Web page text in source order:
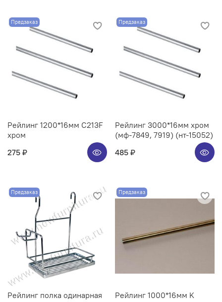
Предзаказ
Рейлинг 1200*16мм C213F
хром
275 ₽
Предзаказ
Рейлинг 3000*16мм хром
(мф-7849, 7919) (нт-15052)
485 ₽
Предзаказ
Рейлинг полка одинарная
Предзаказ
Рейлинг 1000*16мм K